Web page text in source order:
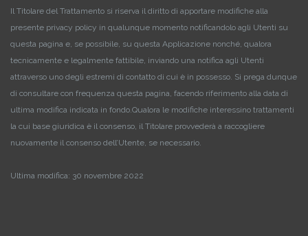
Il Titolare del Trattamento si riserva il diritto di apportare modifiche alla
presente privacy policy in qualunque momento notificandolo agli Utenti su
questa pagina e, se possibile, su questa Applicazione nonché, qualora
tecnicamente e legalmente fattibile, inviando una notifica agli Utenti
attraverso uno degli estremi di contatto di cui è in possesso. Si prega dunque
di consultare con frequenza questa pagina, facendo riferimento alla data di
ultima modifica indicata in fondo.Qualora le modifiche interessino trattamenti
la cui base giuridica è il consenso, il Titolare provvederà a raccogliere
nuovamente il consenso dell’Utente, se necessario.
Ultima modifica: 30 novembre 2022